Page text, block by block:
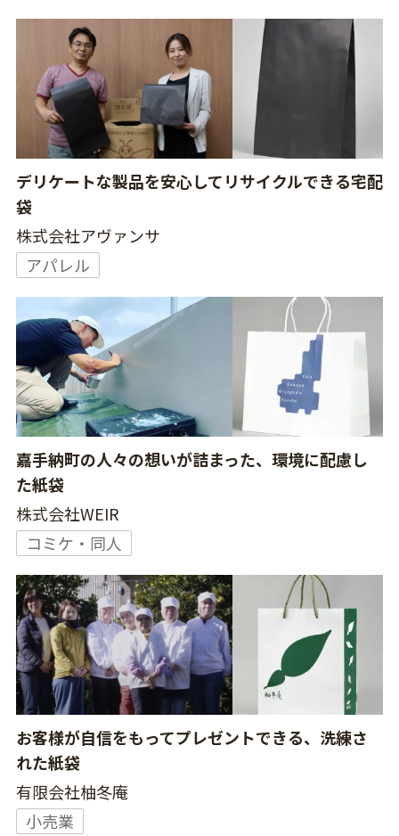
デリケートな製品を安心してリサイクルできる宅配
袋
株式会社アヴァンサ
アパレル
嘉手納町の人々の想いが詰まった、環境に配慮し
た紙袋
株式会社WEIR
コミケ・同人
お客様が自信をもってプレゼントできる、洗練さ
れた紙袋
有限会社柚冬庵
小売業